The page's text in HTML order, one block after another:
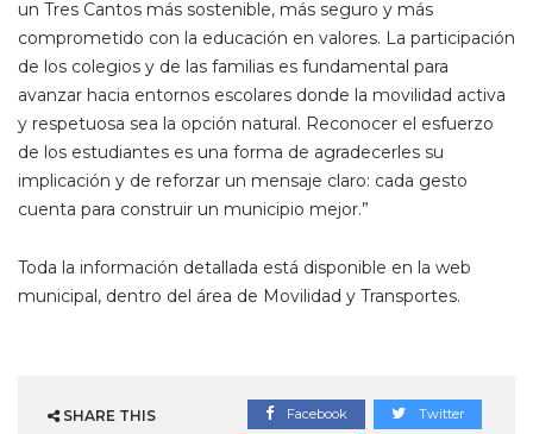
un Tres Cantos más sostenible, más seguro y más
comprometido con la educación en valores. La participación
de los colegios y de las familias es fundamental para
avanzar hacia entornos escolares donde la movilidad activa
y respetuosa sea la opción natural. Reconocer el esfuerzo
de los estudiantes es una forma de agradecerles su
implicación y de reforzar un mensaje claro: cada gesto
cuenta para construir un municipio mejor.”
Toda la información detallada está disponible en la web
municipal, dentro del área de Movilidad y Transportes.
SHARE THIS Facebook Twitter